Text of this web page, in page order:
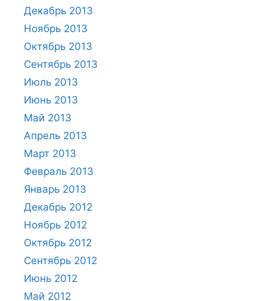
Декабрь 2013
Ноябрь 2013
Октябрь 2013
Сентябрь 2013
Июль 2013
Июнь 2013
Май 2013
Апрель 2013
Март 2013
Февраль 2013
Январь 2013
Декабрь 2012
Ноябрь 2012
Октябрь 2012
Сентябрь 2012
Июнь 2012
Май 2012